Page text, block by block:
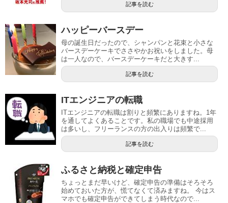
記事を読む
ハッピーバースデー
母の誕生日だったので、シャンパンと花束と小さな
バースデーケーキでささやかお祝いをしました。母
は一人なので、バースデーケーキだと大きす...
記事を読む
ITエンジニアの転職
ITエンジニアの転職は割りと頻繁にありますね。1年
を通してよくあることです。私の職場でも中途採用
は多いし、フリーランスの方の出入りは頻繁で...
記事を読む
ふるさと納税と確定申告
ちょっとまだ早いけど、確定申告の準備はそろそろ
始めておいた方が、慌てなくて済みますね。 今はス
マホでも確定申告ができてしまう時代なので...